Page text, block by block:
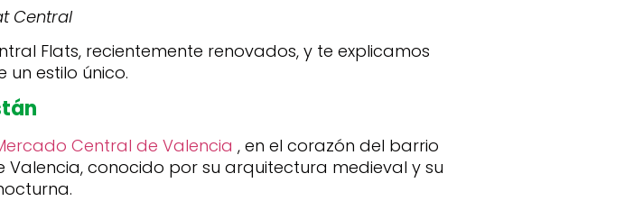
Central
Flats, recientemente renovados, y te explicamos
estilo único.
Central de Valencia , en el corazón del barrio
conocido por su arquitectura medieval y su